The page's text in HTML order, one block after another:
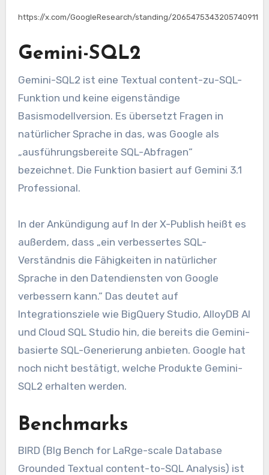
https://x.com/GoogleResearch/standing/2065475343205740911
Gemini-SQL2
Gemini-SQL2 ist eine Textual content-zu-SQL-
Funktion und keine eigenständige
Basismodellversion. Es übersetzt Fragen in
natürlicher Sprache in das, was Google als
„ausführungsbereite SQL-Abfragen“
bezeichnet. Die Funktion basiert auf Gemini 3.1
Professional.
In der Ankündigung auf In der X-Publish heißt es
außerdem, dass „ein verbessertes SQL-
Verständnis die Fähigkeiten in natürlicher
Sprache in den Datendiensten von Google
verbessern kann.“ Das deutet auf
Integrationsziele wie BigQuery Studio, AlloyDB AI
und Cloud SQL Studio hin, die bereits die Gemini-
basierte SQL-Generierung anbieten. Google hat
noch nicht bestätigt, welche Produkte Gemini-
SQL2 erhalten werden.
Benchmarks
BIRD (BIg Bench for LaRge-scale Database
Grounded Textual content-to-SQL Analysis) ist